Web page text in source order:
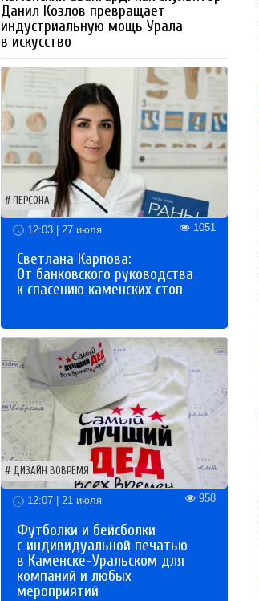
Данил Козлов превращает
индустриальную мощь Урала
в искусство
ПЕРСОНА
12:03 | 27 июля 1051
Светлана Карпова:
От банковского руководства
к спасению каменских стоп
ДИЗАЙН ВОВРЕМЯ
12:07 | 21 июля 958
Футболки и бейсболки
с индивидуальной печатью
в Каменске-Уральском для
компаний и любых
мероприятий